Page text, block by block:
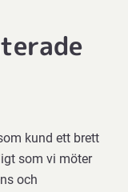
kund ett brett
som vi möter
och